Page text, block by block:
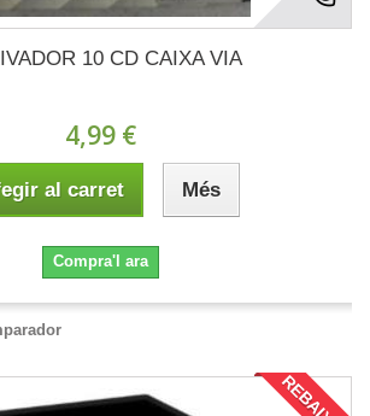
10 CD CAIXA VIA
4,99 €
al carret Més
Compra'l ara